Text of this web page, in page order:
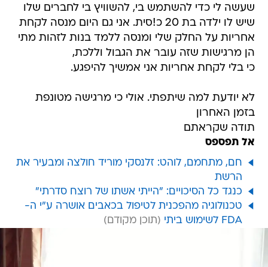
שעשה לי כדי להשתמש בי, להשוויץ בי לחברים שלו
שיש לו ילדה בת 20 כ!סית. אני גם היום מנסה לקחת
אחריות על החלק שלי ומנסה ללמד בנות לזהות מתי
הן מרגישות שזה עובר את הגבול וללכת,
כי בלי לקחת אחריות אני אמשיך להיפגע.
לא יודעת למה שיתפתי. אולי כי מרגישה מטונפת
בזמן האחרון
תודה שקראתם
אל תפספס
חם, מתחמם, לוהט: זלנסקי מוריד חולצה ומבעיר את
הרשת
כנגד כל הסיכויים: "הייתי אשתו של רוצח סדרתי"
טכנולוגיה מהפכנית לטיפול בכאבים אושרה ע"י ה-
FDA לשימוש ביתי